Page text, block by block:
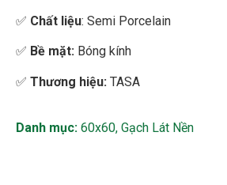
✅ Chất liệu: Semi Porcelain
✅ Bề mặt: Bóng kính
✅ Thương hiệu: TASA
Danh mục: 60x60, Gạch Lát Nền